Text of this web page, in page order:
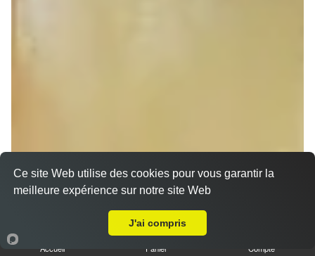
Sandwich döner poulet
Accueil Panier Compte
Ce site Web utilise des cookies pour vous garantir la
meilleure expérience sur notre site Web
J'ai compris